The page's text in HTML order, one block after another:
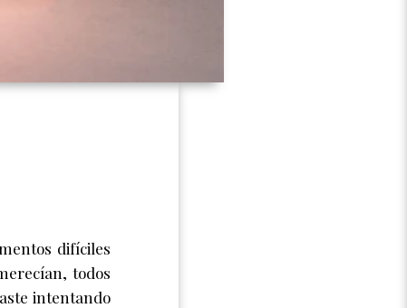
difíciles
todos
intentando